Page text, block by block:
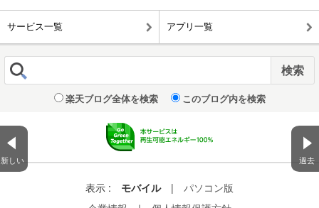
新しい 過去
サービス一覧 アプリ一覧
楽天ブログ全体を検索 このブログ内を検索
表示 : モバイル |
パソコン版